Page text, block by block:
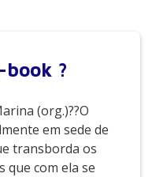
book ?
(org.)??O
em sede de
transborda os
que com ela se